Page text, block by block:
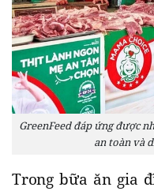
GreenFeed đáp ứng được
an toàn và
Trong bữa ăn gia